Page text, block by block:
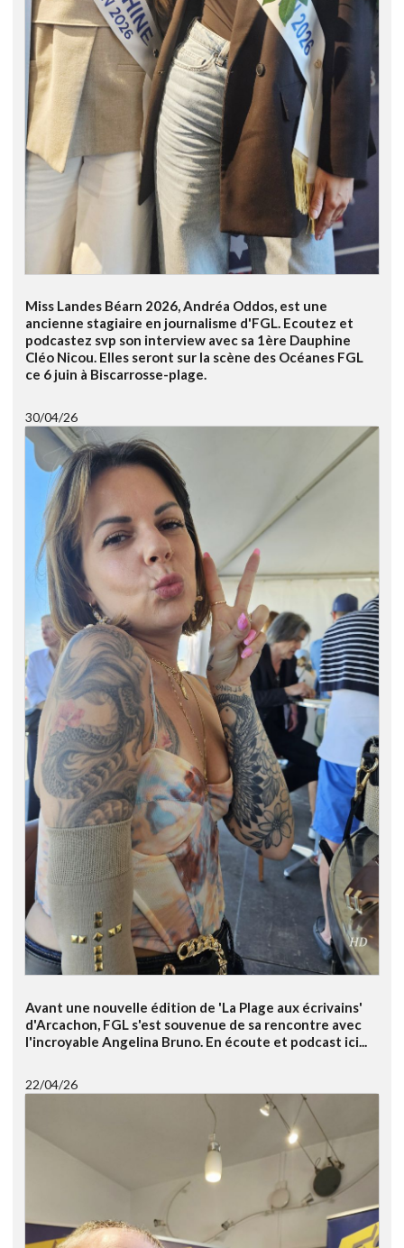
Miss Landes Béarn 2026, Andréa Oddos, est une
ancienne stagiaire en journalisme d'FGL. Ecoutez et
podcastez svp son interview avec sa 1ère Dauphine
Cléo Nicou. Elles seront sur la scène des Océanes FGL
ce 6 juin à Biscarrosse-plage.
30/04/26
Avant une nouvelle édition de 'La Plage aux écrivains'
d'Arcachon, FGL s'est souvenue de sa rencontre avec
l'incroyable Angelina Bruno. En écoute et podcast ici...
22/04/26